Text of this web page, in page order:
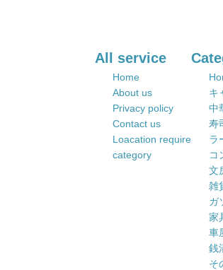
All service
Home
About us
Privacy policy
Contact us
Loacation require
category
キ
中
寿
ラ
コ
文
雑
ガ
家
車
銭
そ